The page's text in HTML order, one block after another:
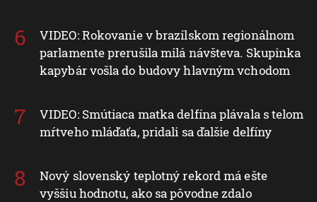
VIDEO: Rokovanie v brazílskom regionálnom
parlamente prerušila milá návšteva. Skupinka
kapybár vošla do budovy hlavným vchodom
VIDEO: Smútiaca matka delfína plávala s telom
mŕtveho mláďaťa, pridali sa ďalšie delfíny
Nový slovenský teplotný rekord má ešte
vyššiu hodnotu, ako sa pôvodne zdalo